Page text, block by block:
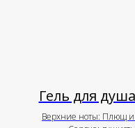
Гель для
Верхние ноты: Плющ и